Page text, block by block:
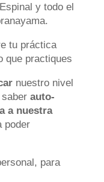
y todo el
tu práctica
que practiques
nuestro nivel
auto-
a nuestra
poder
para